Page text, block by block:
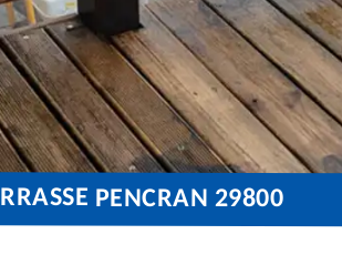
PENCRAN 29800